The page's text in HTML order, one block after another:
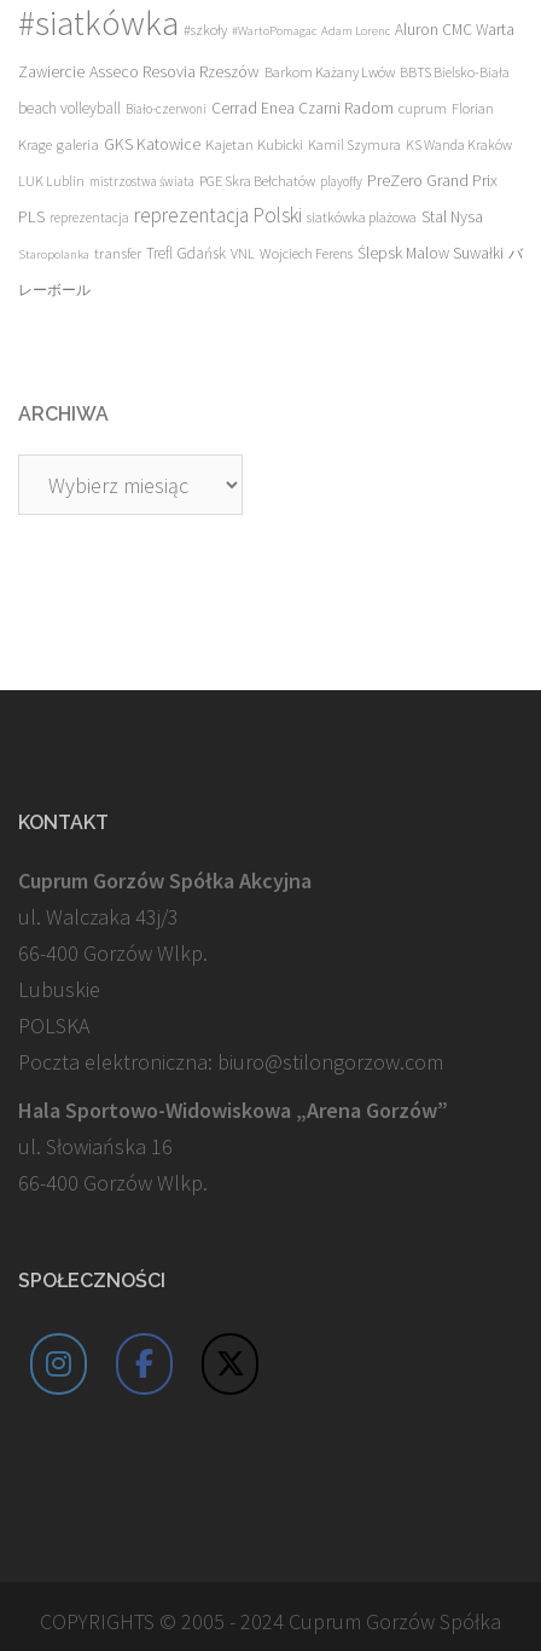
#siatkówka #szkoły #WartoPomagac Adam Lorenc Aluron CMC Warta
Zawiercie Asseco Resovia Rzeszów Barkom Każany Lwów BBTS Bielsko-Biała
beach volleyball Biało-czerwoni Cerrad Enea Czarni Radom cuprum Florian
Krage galeria GKS Katowice Kajetan Kubicki Kamil Szymura KS Wanda Kraków
LUK Lublin mistrzostwa świata PGE Skra Bełchatów playoffy PreZero Grand Prix
PLS reprezentacja reprezentacja Polski siatkówka plażowa Stal Nysa
Staropolanka transfer Trefl Gdańsk VNL Wojciech Ferens Ślepsk Malow Suwałki バ
レーボール
ARCHIWA
Archiwa
KONTAKT
Cuprum Gorzów Spółka Akcyjna
ul. Walczaka 43j/3
66-400 Gorzów Wlkp.
Lubuskie
POLSKA
Poczta elektroniczna: biuro@stilongorzow.com
Hala Sportowo-Widowiskowa „Arena Gorzów”
ul. Słowiańska 16
66-400 Gorzów Wlkp.
SPOŁECZNOŚCI
COPYRIGHTS © 2005 - 2024 Cuprum Gorzów Spółka